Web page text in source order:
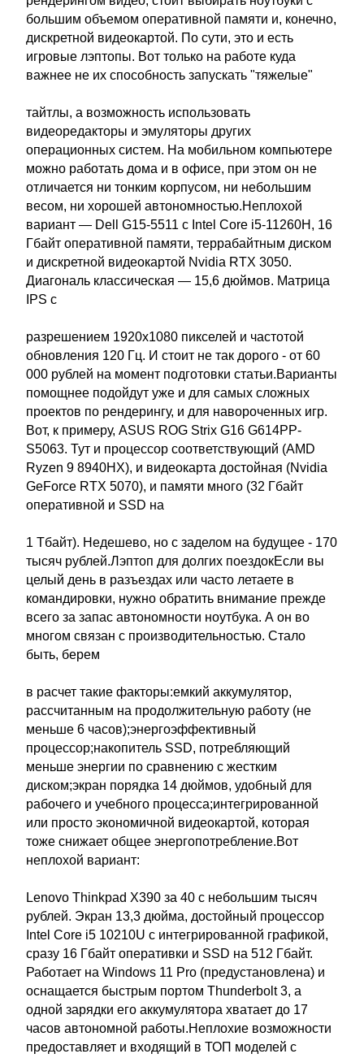
большим объемом оперативной памяти и, конечно,
дискретной видеокартой. По сути, это и есть
игровые лэптопы. Вот только на работе куда
важнее не их способность запускать "тяжелые"
тайтлы, а возможность использовать
видеоредакторы и эмуляторы других
операционных систем. На мобильном компьютере
можно работать дома и в офисе, при этом он не
отличается ни тонким корпусом, ни небольшим
весом, ни хорошей автономностью.Неплохой
вариант — Dell G15-5511 с Intel Core i5-11260H, 16
Гбайт оперативной памяти, террабайтным диском
и дискретной видеокартой Nvidia RTX 3050.
Диагональ классическая — 15,6 дюймов. Матрица
IPS с
разрешением 1920х1080 пикселей и частотой
обновления 120 Гц. И стоит не так дорого - от 60
000 рублей на момент подготовки статьи.Варианты
помощнее подойдут уже и для самых сложных
проектов по рендерингу, и для навороченных игр.
Вот, к примеру, ASUS ROG Strix G16 G614PP-
S5063. Тут и процессор соответствующий (AMD
Ryzen 9 8940HX), и видеокарта достойная (Nvidia
GeForce RTX 5070), и памяти много (32 Гбайт
оперативной и SSD на
1 Тбайт). Недешево, но с заделом на будущее - 170
тысяч рублей.Лэптоп для долгих поездокЕсли вы
целый день в разъездах или часто летаете в
командировки, нужно обратить внимание прежде
всего за запас автономности ноутбука. А он во
многом связан с производительностью. Стало
быть, берем
в расчет такие факторы:емкий аккумулятор,
рассчитанным на продолжительную работу (не
меньше 6 часов);энергоэффективный
процессор;накопитель SSD, потребляющий
меньше энергии по сравнению с жестким
диском;экран порядка 14 дюймов, удобный для
рабочего и учебного процесса;интегрированной
или просто экономичной видеокартой, которая
тоже снижает общее энергопотребление.Вот
неплохой вариант:
Lenovo Thinkpad X390 за 40 с небольшим тысяч
рублей. Экран 13,3 дюйма, достойный процессор
Intel Core i5 10210U с интегрированной графикой,
сразу 16 Гбайт оперативки и SSD на 512 Гбайт.
Работает на Windows 11 Pro (предустановлена) и
оснащается быстрым портом Thunderbolt 3, а
одной зарядки его аккумулятора хватает до 17
часов автономной работы.Неплохие возможности
предоставляет и входящий в ТОП моделей с